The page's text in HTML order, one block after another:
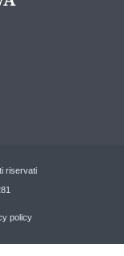
riservati
policy